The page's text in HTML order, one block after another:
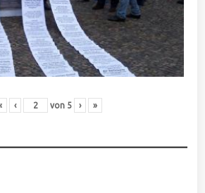
‹ von 5 › »